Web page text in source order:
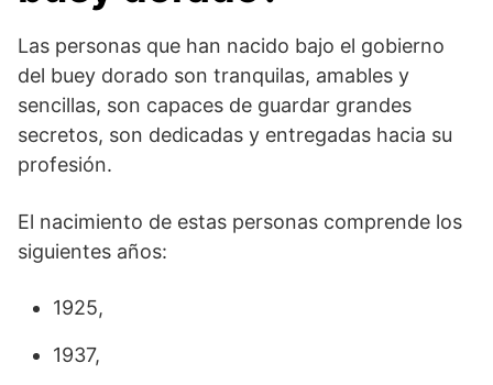
Las personas que han nacido bajo el gobierno
del buey dorado son tranquilas, amables y
sencillas, son capaces de guardar grandes
secretos, son dedicadas y entregadas hacia su
profesión.
El nacimiento de estas personas comprende los
siguientes años:
1925,
1937,